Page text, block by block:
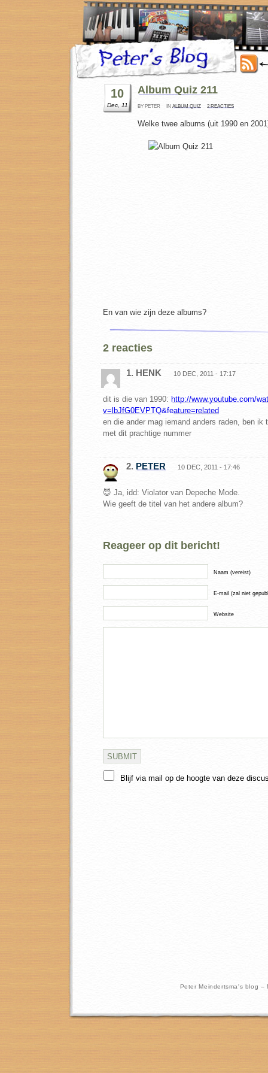
10
Dec, 11
Album Quiz 211
BY PETER IN ALBUM QUIZ 2 REACTIES
Welke twee albums (uit 1990 en
En van wie zijn deze albums?
2 reacties
1. HENK 10 DEC, 2011 - 17:17
dit is die van 1990: http://www.youtube.com/
v=lbJfG0EVPTQ&feature=related
en die ander mag iemand anders raden, ben ik
met dit prachtige nummer
2. PETER 10 DEC, 2011 - 17:46
😈 Ja, idd: Violator van Depeche Mode.
Wie geeft de titel van het andere album?
Reageer op dit bericht!
Naam (vereist)
E-mail (zal niet
Website
Blijf via mail op de hoogte van deze
Peter Meindertsma's blog